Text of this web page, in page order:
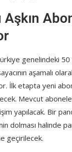
genelindeki 50
aşamalı
İlk etapta yeni
Mevcut
yapılacak. Bir
dolması halinde
geçirilecek.